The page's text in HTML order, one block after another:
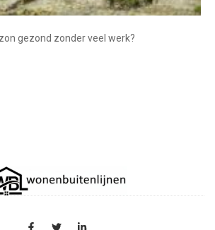
gezond zonder veel werk?